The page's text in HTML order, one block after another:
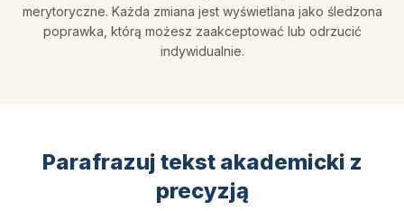
merytoryczne. Każda zmiana jest wyświetlana jako śledzona
poprawka, którą możesz zaakceptować lub odrzucić
indywidualnie.
Parafrazuj tekst akademicki z
precyzją